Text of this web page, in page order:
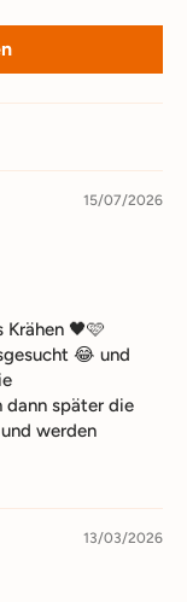
15/07/2026
🖤🩷
😂 und
dann später die
werden
13/03/2026